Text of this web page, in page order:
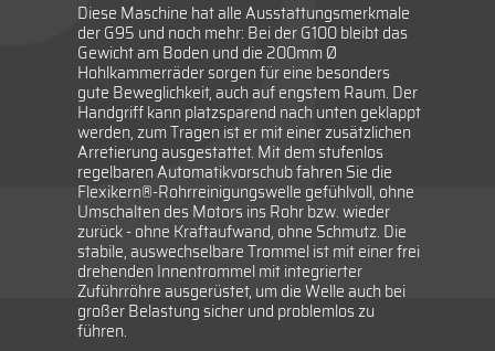
Diese Maschine hat alle Ausstattungsmerkmale
der G95 und noch mehr: Bei der G100 bleibt das
Gewicht am Boden und die 200mm Ø
Hohlkammerräder sorgen für eine besonders
gute Beweglichkeit, auch auf engstem Raum. Der
Handgriff kann platzsparend nach unten geklappt
werden, zum Tragen ist er mit einer zusätzlichen
Arretierung ausgestattet. Mit dem stufenlos
regelbaren Automatikvorschub fahren Sie die
Flexikern®-Rohrreinigungswelle gefühlvoll, ohne
Umschalten des Motors ins Rohr bzw. wieder
zurück - ohne Kraftaufwand, ohne Schmutz. Die
stabile, auswechselbare Trommel ist mit einer frei
drehenden Innentrommel mit integrierter
Zuführröhre ausgerüstet, um die Welle auch bei
großer Belastung sicher und problemlos zu
führen.